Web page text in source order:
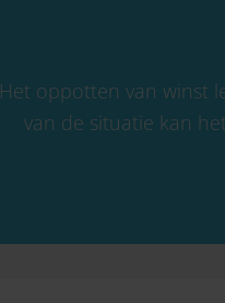
Het oppotten van winst
van de situatie kan